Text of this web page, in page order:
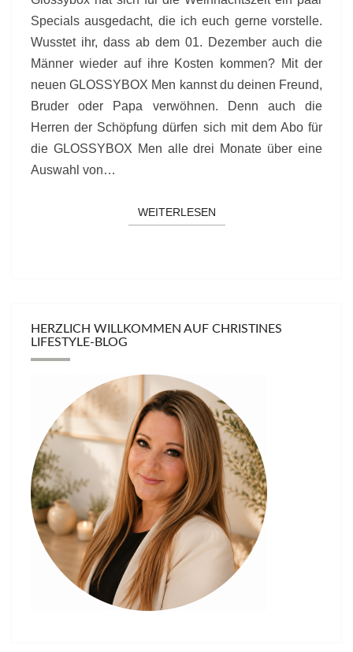
Specials ausgedacht, die ich euch gerne vorstelle.
Wusstet ihr, dass ab dem 01. Dezember auch die
Männer wieder auf ihre Kosten kommen? Mit der
neuen GLOSSYBOX Men kannst du deinen Freund,
Bruder oder Papa verwöhnen. Denn auch die
Herren der Schöpfung dürfen sich mit dem Abo für
die GLOSSYBOX Men alle drei Monate über eine
Auswahl von…
WEITERLESENWEITERLESEN
HERZLICH WILLKOMMEN AUF CHRISTINES
LIFESTYLE-BLOG